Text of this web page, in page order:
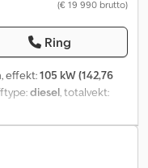
(€ 19 990 brutto)
Ring
, effekt:105 kW (142,76
diesel, totalvekt:
4 300
parkeringsvarmer,